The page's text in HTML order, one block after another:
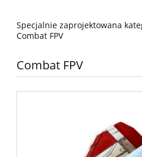
Specjalnie zaprojektowana
Combat FPV
Combat FPV